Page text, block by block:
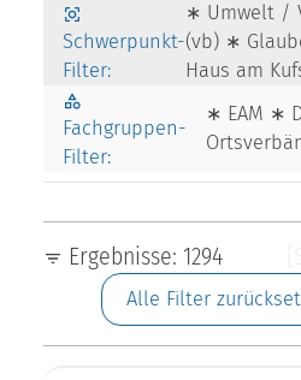
Schwerpunkt-
Filter:
∗ Umwelt /
(vb) ∗
Haus am
Fachgruppen-
Filter:
∗ EAM ∗
Ergebnisse: 1294
Alle Filter